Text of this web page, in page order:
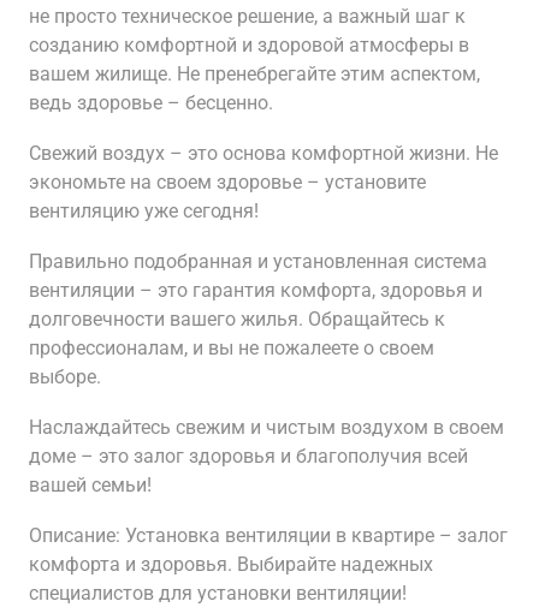
не просто техническое решение, а важный шаг к
созданию комфортной и здоровой атмосферы в
вашем жилище. Не пренебрегайте этим аспектом,
ведь здоровье – бесценно.
Свежий воздух – это основа комфортной жизни. Не
экономьте на своем здоровье – установите
вентиляцию уже сегодня!
Правильно подобранная и установленная система
вентиляции – это гарантия комфорта, здоровья и
долговечности вашего жилья. Обращайтесь к
профессионалам, и вы не пожалеете о своем
выборе.
Наслаждайтесь свежим и чистым воздухом в своем
доме – это залог здоровья и благополучия всей
вашей семьи!
Описание: Установка вентиляции в квартире – залог
комфорта и здоровья. Выбирайте надежных
специалистов для установки вентиляции!